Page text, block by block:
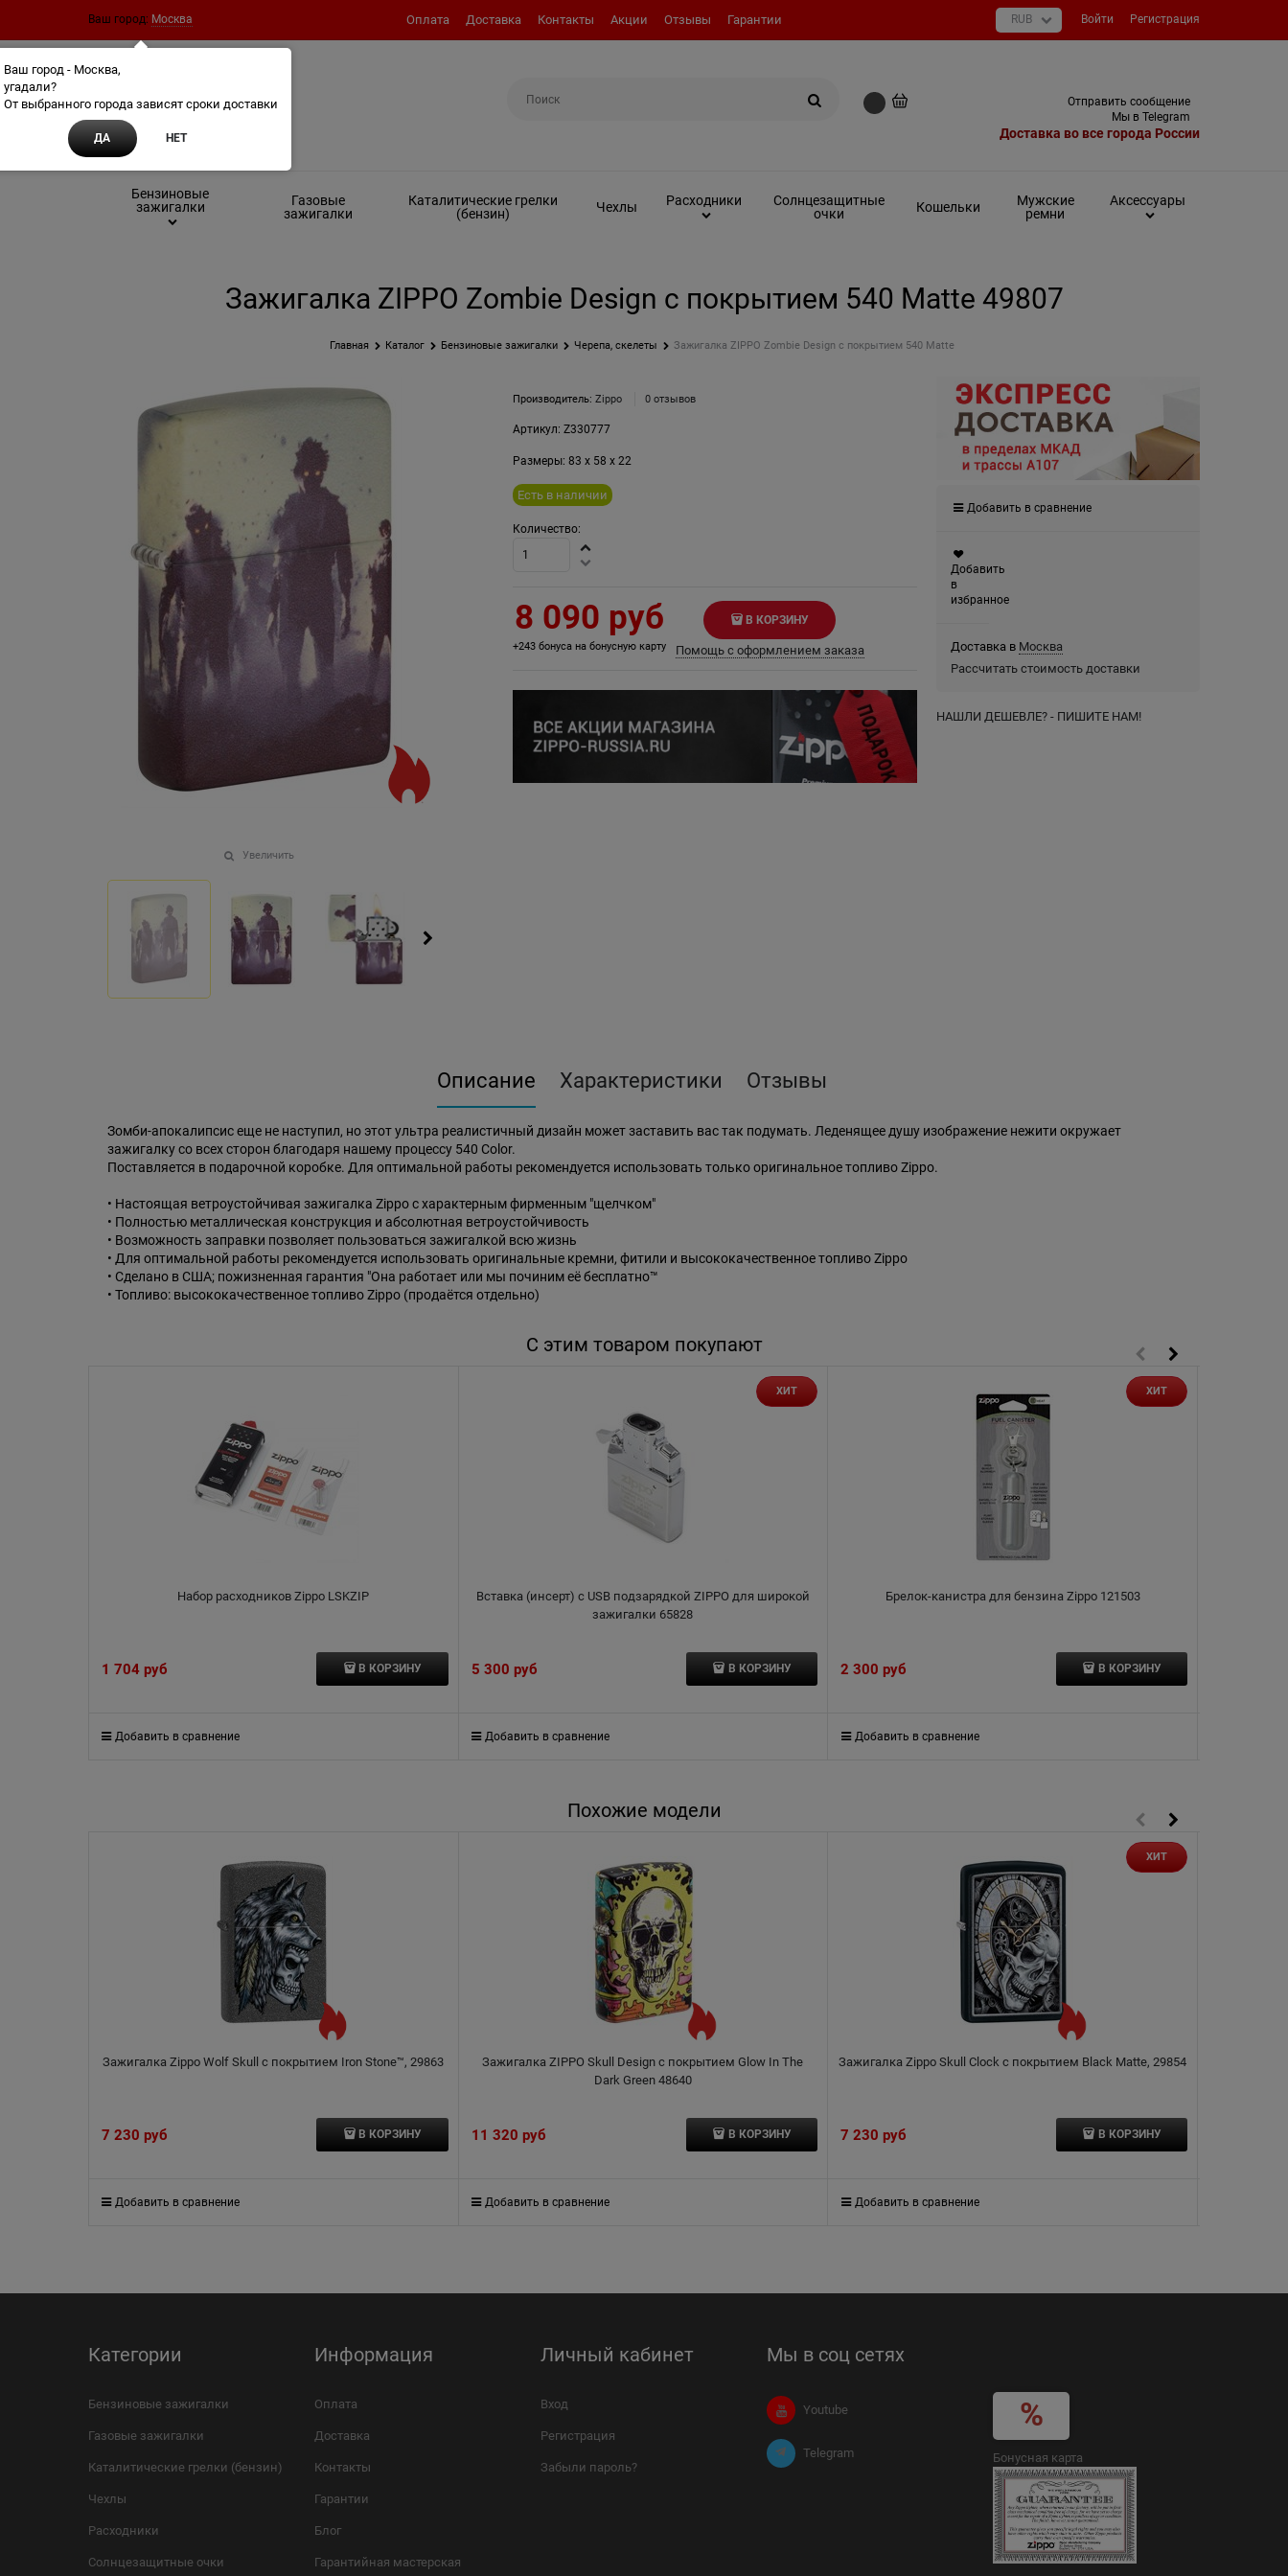
Ваш город: Москва Оплата Доставка Контакты Акции Отзывы Гарантии Войти Регистрация
Отправить сообщение
Мы в Telegram
Доставка во все города России
Бензиновые
зажигалки
Газовые
зажигалки
Каталитические грелки
(бензин)
Чехлы Расходники
Солнцезащитные
очки
Кошельки
Мужские
ремни
Аксессуары
Зажигалка ZIPPO Zombie Design с покрытием 540 Matte 49807
Главная Каталог Бензиновые зажигалки Черепа, скелеты Зажигалка ZIPPO Zombie Design с покрытием 540 Matte
Увеличить
Производитель: Zippo 0 отзывов
Артикул: Z330777
Размеры: 83 x 58 x 22
Есть в наличии
Количество:
8 090 руб
+243 бонуса на бонусную карту
В КОРЗИНУ
Помощь с оформлением заказа
Добавить в сравнение
Добавить
в
избранное
Доставка в Москва
Рассчитать стоимость доставки
НАШЛИ ДЕШЕВЛЕ? - ПИШИТЕ НАМ!
Описание Характеристики Отзывы
Зомби-апокалипсис еще не наступил, но этот ультра реалистичный дизайн может заставить вас так подумать. Леденящее душу изображение нежити окружает
зажигалку со всех сторон благодаря нашему процессу 540 Color.
Поставляется в подарочной коробке. Для оптимальной работы рекомендуется использовать только оригинальное топливо Zippo.
• Настоящая ветроустойчивая зажигалка Zippo с характерным фирменным "щелчком"
• Полностью металлическая конструкция и абсолютная ветроустойчивость
• Возможность заправки позволяет пользоваться зажигалкой всю жизнь
• Для оптимальной работы рекомендуется использовать оригинальные кремни, фитили и высококачественное топливо Zippo
• Сделано в США; пожизненная гарантия "Она работает или мы починим её бесплатно™
• Топливо: высококачественное топливо Zippo (продаётся отдельно)
С этим товаром покупают
Набор расходников Zippo LSKZIP
1 704 руб В КОРЗИНУ
Добавить в сравнение
Вставка (инсерт) с USB подзарядкой ZIPPO для широкой
зажигалки 65828
ХИТ
5 300 руб В КОРЗИНУ
Добавить в сравнение
Брелок-канистра для бензина Zippo 121503
ХИТ
2 300 руб В КОРЗИНУ
Добавить в сравнение
Похожие модели
Зажигалка Zippo Wolf Skull с покрытием Iron Stone™, 29863
7 230 руб В КОРЗИНУ
Добавить в сравнение
Зажигалка ZIPPO Skull Design с покрытием Glow In The
Dark Green 48640
11 320 руб В КОРЗИНУ
Добавить в сравнение
Зажигалка Zippo Skull Clock с покрытием Black Matte, 29854
ХИТ
7 230 руб В КОРЗИНУ
Добавить в сравнение
Категории
Бензиновые зажигалки
Газовые зажигалки
Каталитические грелки (бензин)
Чехлы
Расходники
Солнцезащитные очки
Информация
Оплата
Доставка
Контакты
Гарантии
Блог
Гарантийная мастерская
Личный кабинет
Вход
Регистрация
Забыли пароль?
Мы в соц сетях
Youtube
Telegram Бонусная карта
Ваш город - Москва,
угадали?
От выбранного города зависят сроки доставки
ДА НЕТ